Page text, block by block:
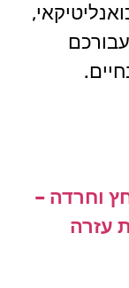
וחרדה –
עזרה